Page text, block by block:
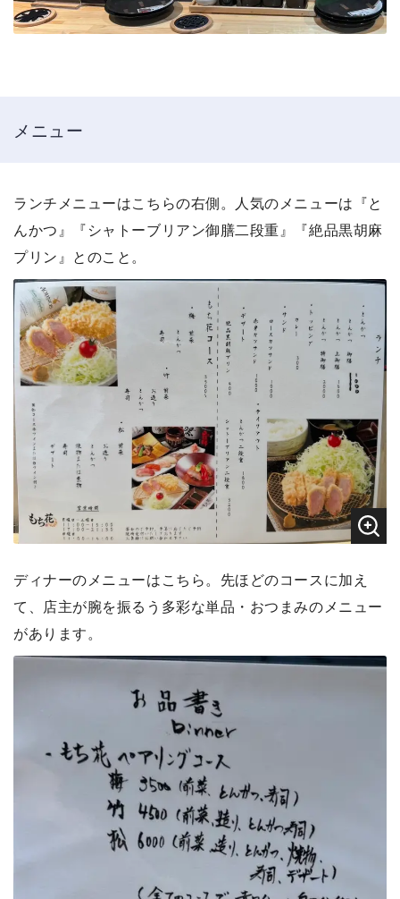
メニュー
ランチメニューはこちらの右側。人気のメニューは『と
んかつ』『シャトーブリアン御膳二段重』『絶品黒胡麻
プリン』とのこと。
ディナーのメニューはこちら。先ほどのコースに加え
て、店主が腕を振るう多彩な単品・おつまみのメニュー
があります。